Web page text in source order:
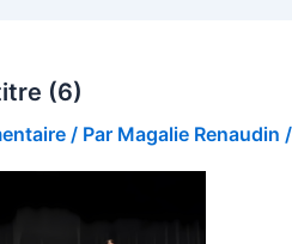
(6)
/ Par Magalie Renaudin /